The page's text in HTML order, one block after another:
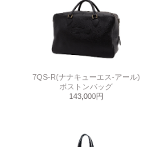
7QS-R(ナナキューエス-アール)
ボストンバッグ
143,000円